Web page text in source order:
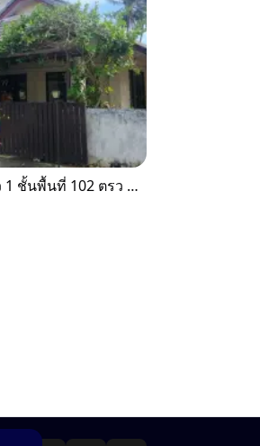
ขายบ้านเดียว 1 ชั้นพื้นที่ 102 ตรว บางละมุง ชลบุรี